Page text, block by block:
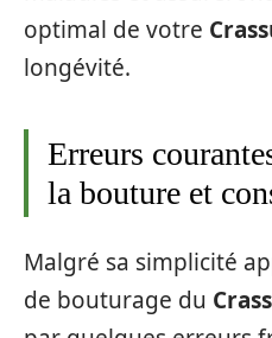
optimal de votre
longévité.
Erreurs
la bouture et
Malgré sa simplicité
de bouturage du